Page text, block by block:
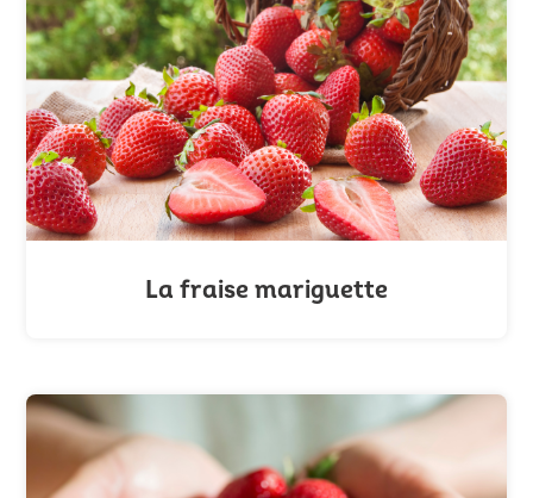
La fraise mariguette